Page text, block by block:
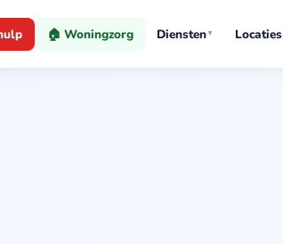
🏠 Woningzorg Diensten▼ Locaties